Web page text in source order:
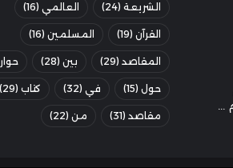
الشريعة (24) العالمي (16)
القرآن (19) المسلمين (16)
المقاصد (29) بين (28) حوار
حول (15) في (32) كتاب (29)
مقاصد (31) من (22)